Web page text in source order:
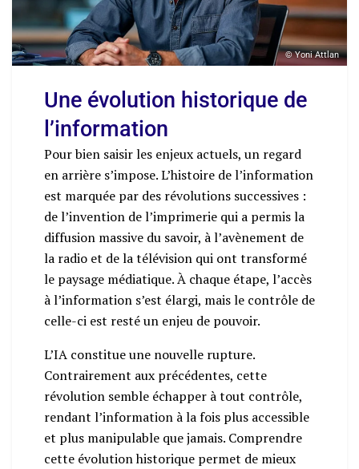
© Yoni Attlan
Une évolution historique de
l’information
Pour bien saisir les enjeux actuels, un regard
en arrière s’impose. L’histoire de l’information
est marquée par des révolutions successives :
de l’invention de l’imprimerie qui a permis la
diffusion massive du savoir, à l’avènement de
la radio et de la télévision qui ont transformé
le paysage médiatique. À chaque étape, l’accès
à l’information s’est élargi, mais le contrôle de
celle-ci est resté un enjeu de pouvoir.
L’IA constitue une nouvelle rupture.
Contrairement aux précédentes, cette
révolution semble échapper à tout contrôle,
rendant l’information à la fois plus accessible
et plus manipulable que jamais. Comprendre
cette évolution historique permet de mieux